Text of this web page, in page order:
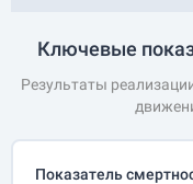
Ключевые
Результаты
Показатель